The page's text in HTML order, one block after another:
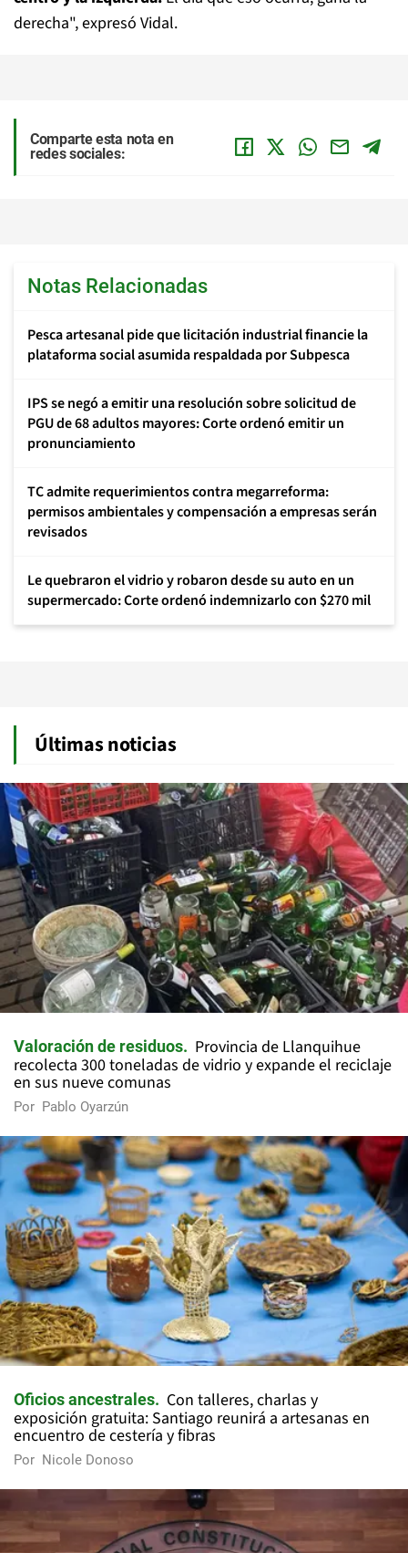
derecha", expresó Vidal.
Comparte esta nota en
redes sociales:
Notas Relacionadas
Pesca artesanal pide que licitación industrial financie la
plataforma social asumida respaldada por Subpesca
IPS se negó a emitir una resolución sobre solicitud de
PGU de 68 adultos mayores: Corte ordenó emitir un
pronunciamiento
TC admite requerimientos contra megarreforma:
permisos ambientales y compensación a empresas serán
revisados
Le quebraron el vidrio y robaron desde su auto en un
supermercado: Corte ordenó indemnizarlo con $270 mil
Últimas noticias
Valoración de residuos
Provincia de Llanquihue
recolecta 300 toneladas de vidrio y expande el reciclaje
en sus nueve comunas
Por Pablo Oyarzún
Oficios ancestrales
Con talleres, charlas y
exposición gratuita: Santiago reunirá a artesanas en
encuentro de cestería y fibras
Por Nicole Donoso